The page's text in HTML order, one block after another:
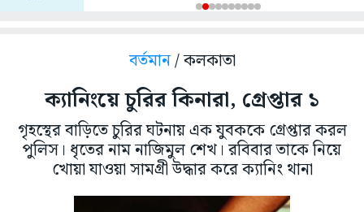
বর্তমান/ কলকাতা
ক্যানিংয়ে চুরির কিনারা, গ্রেপ্তার ১
গৃহস্থের বাড়িতে চুরির ঘটনায় এক যুবককে গ্রেপ্তার করল
পুলিস। ধৃতের নাম নাজিমুল শেখ। রবিবার তাকে নিয়ে
খোয়া যাওয়া সামগ্রী উদ্ধার করে ক্যানিং থানা